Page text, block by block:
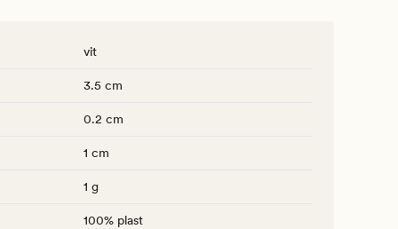
vit
3.5 cm
0.2 cm
1 cm
1 g
100% plast